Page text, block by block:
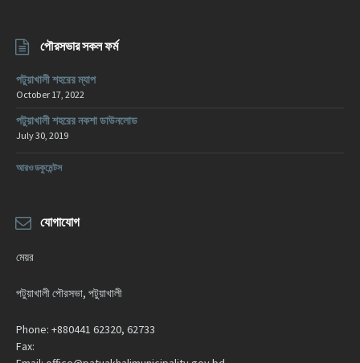
পৌরসভার সকল ফর্ম
পটুয়াখালী শহরের ম্যাপ
October 17, 2022
পটুয়াখালী শহরের নকশা ডাউনলোড
July 30, 2019
আরও ডকুমেন্টস
যোগাযোগ
মেয়র
পটুয়াখালী পৌরসভা, পটুয়াখালী
Phone: +880441 62320, 62733
Fax: